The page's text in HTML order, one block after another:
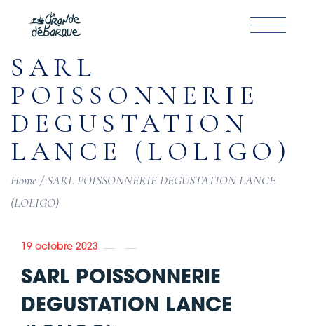
content
SARL
POISSONNERIE
DEGUSTATION
LANCE (LOLIGO)
Home
SARL POISSONNERIE DEGUSTATION LANCE
(LOLIGO)
19 octobre 2023
SARL POISSONNERIE
DEGUSTATION LANCE